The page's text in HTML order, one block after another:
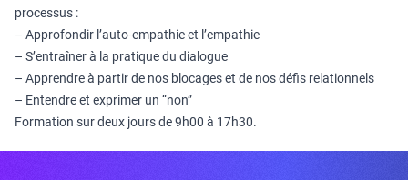
processus :
– Approfondir l’auto-empathie et l’empathie
– S’entraîner à la pratique du dialogue
– Apprendre à partir de nos blocages et de nos défis relationnels
– Entendre et exprimer un “non”
Formation sur deux jours de 9h00 à 17h30.